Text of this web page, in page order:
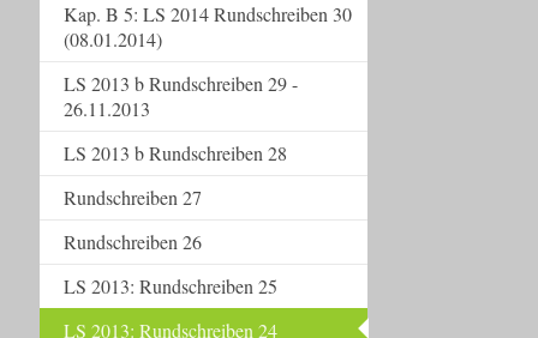
Kap. B 5: LS 2014 Rundschreiben 30
(08.01.2014)
LS 2013 b Rundschreiben 29 -
26.11.2013
LS 2013 b Rundschreiben 28
Rundschreiben 27
Rundschreiben 26
LS 2013: Rundschreiben 25
LS 2013: Rundschreiben 24